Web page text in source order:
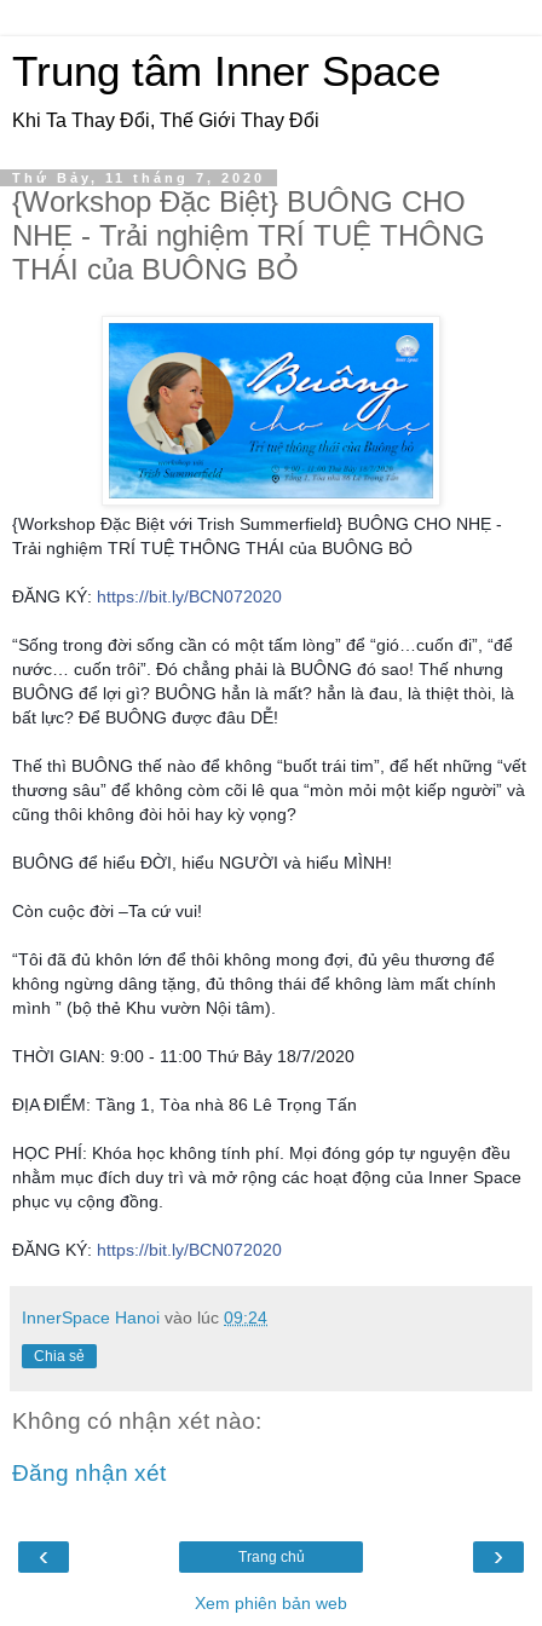
Trung tâm Inner Space
Khi Ta Thay Đổi, Thế Giới Thay Đổi
Thứ Bảy, 11 tháng 7, 2020
{Workshop Đặc Biệt} BUÔNG CHO
NHẸ - Trải nghiệm TRÍ TUỆ THÔNG
THÁI của BUÔNG BỎ
{Workshop Đặc Biệt với Trish Summerfield} BUÔNG CHO NHẸ -
Trải nghiệm TRÍ TUỆ THÔNG THÁI của BUÔNG BỎ
ĐĂNG KÝ: https://bit.ly/BCN072020
“Sống trong đời sống cần có một tấm lòng” để “gió…cuốn đi”, “để
nước… cuốn trôi”. Đó chẳng phải là BUÔNG đó sao! Thế nhưng
BUÔNG để lợi gì? BUÔNG hẳn là mất? hẳn là đau, là thiệt thòi, là
bất lực? Để BUÔNG được đâu DỄ!
Thế thì BUÔNG thế nào để không “buốt trái tim”, để hết những “vết
thương sâu” để không còm cõi lê qua “mòn mỏi một kiếp người” và
cũng thôi không đòi hỏi hay kỳ vọng?
BUÔNG để hiểu ĐỜI, hiểu NGƯỜI và hiểu MÌNH!
Còn cuộc đời –Ta cứ vui!
“Tôi đã đủ khôn lớn để thôi không mong đợi, đủ yêu thương để
không ngừng dâng tặng, đủ thông thái để không làm mất chính
mình ” (bộ thẻ Khu vườn Nội tâm).
THỜI GIAN: 9:00 - 11:00 Thứ Bảy 18/7/2020
ĐỊA ĐIỂM: Tầng 1, Tòa nhà 86 Lê Trọng Tấn
HỌC PHÍ: Khóa học không tính phí. Mọi đóng góp tự nguyện đều
nhằm mục đích duy trì và mở rộng các hoạt động của Inner Space
phục vụ cộng đồng.
ĐĂNG KÝ: https://bit.ly/BCN072020
InnerSpace Hanoi vào lúc 09:24
Chia sẻ
Không có nhận xét nào:
Đăng nhận xét
‹ ›
Trang chủ
Xem phiên bản web